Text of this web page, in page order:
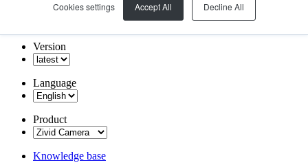
Cookies settings Accept All Decline All
Version
Language
Product
Knowledge base